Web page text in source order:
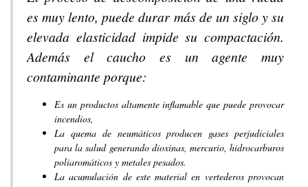
es muy lento, puede durar más de un siglo y su
elevada elasticidad impide su compactación.
Además el caucho es un agente muy
contaminante porque:
Es un productos altamente inflamable que puede provocar
incendios,
La quema de neumáticos producen gases perjudiciales
para la salud generando dioxinas, mercurio, hidrocarburos
poliaromáticos y metales pesados.
La acumulación de este material en vertederos provocan